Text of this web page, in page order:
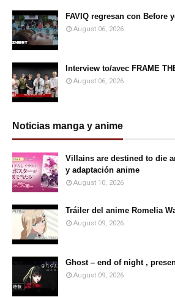
FAVIQ regresan con Before
August 06, 2026
Interview to/avec FRAME
August 06, 2026
Noticias manga y anime
Villains are destined to die
y adaptación anime
August 10, 2026
Tráiler del anime Romelia
August 09, 2026
Ghost – end of night ,
August 09, 2026